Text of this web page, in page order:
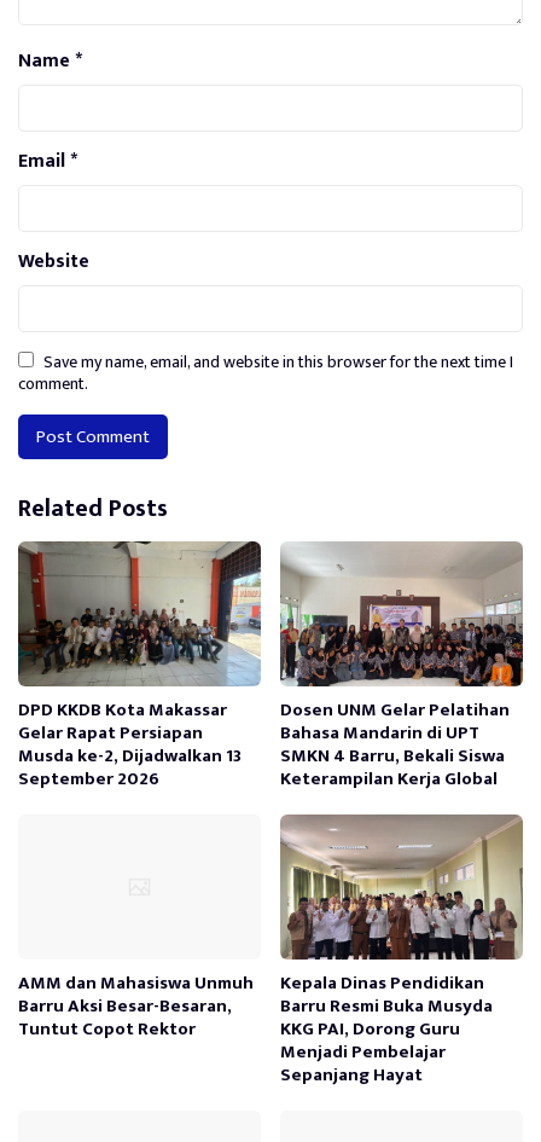
Name*
Email*
Website
Save my name, email, and website in this browser for the next time I
comment.
Alternative:
Related Posts
DPD KKDB Kota Makassar
Gelar Rapat Persiapan
Musda ke-2, Dijadwalkan 13
September 2026
Dosen UNM Gelar Pelatihan
Bahasa Mandarin di UPT
SMKN 4 Barru, Bekali Siswa
Keterampilan Kerja Global
AMM dan Mahasiswa Unmuh
Barru Aksi Besar-Besaran,
Tuntut Copot Rektor
Kepala Dinas Pendidikan
Barru Resmi Buka Musyda
KKG PAI, Dorong Guru
Menjadi Pembelajar
Sepanjang Hayat